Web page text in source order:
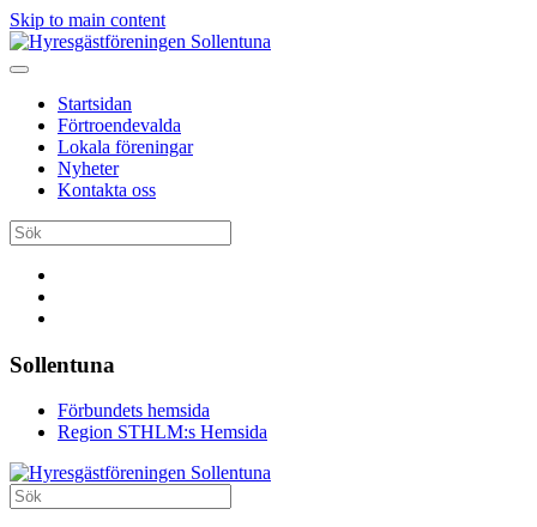
Skip to main content
Startsidan
Förtroendevalda
Lokala föreningar
Nyheter
Kontakta oss
Sollentuna
Förbundets hemsida
Region STHLM:s Hemsida